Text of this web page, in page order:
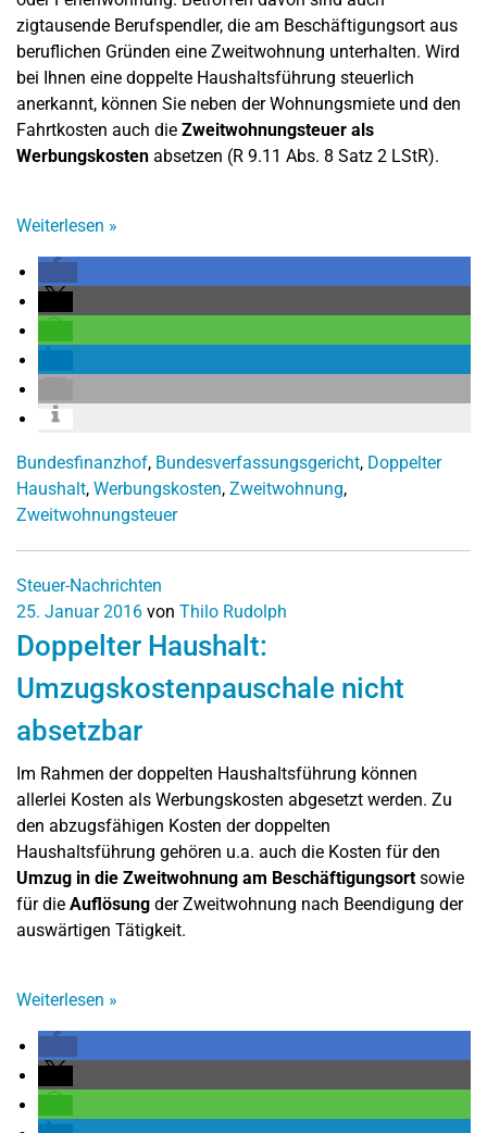
zigtausende Berufspendler, die am Beschäftigungsort aus
beruflichen Gründen eine Zweitwohnung unterhalten. Wird
bei Ihnen eine doppelte Haushaltsführung steuerlich
anerkannt, können Sie neben der Wohnungsmiete und den
Fahrtkosten auch die Zweitwohnungsteuer als
Werbungskosten absetzen (R 9.11 Abs. 8 Satz 2 LStR).
Weiterlesen »
Bundesfinanzhof, Bundesverfassungsgericht, Doppelter
Haushalt, Werbungskosten, Zweitwohnung,
Zweitwohnungsteuer
Steuer-Nachrichten
25. Januar 2016 von Thilo Rudolph
Doppelter Haushalt:
Umzugskostenpauschale nicht
absetzbar
Im Rahmen der doppelten Haushaltsführung können
allerlei Kosten als Werbungskosten abgesetzt werden. Zu
den abzugsfähigen Kosten der doppelten
Haushaltsführung gehören u.a. auch die Kosten für den
Umzug in die Zweitwohnung am Beschäftigungsortsowie
für die Auflösung der Zweitwohnung nach Beendigung der
auswärtigen Tätigkeit.
Weiterlesen »